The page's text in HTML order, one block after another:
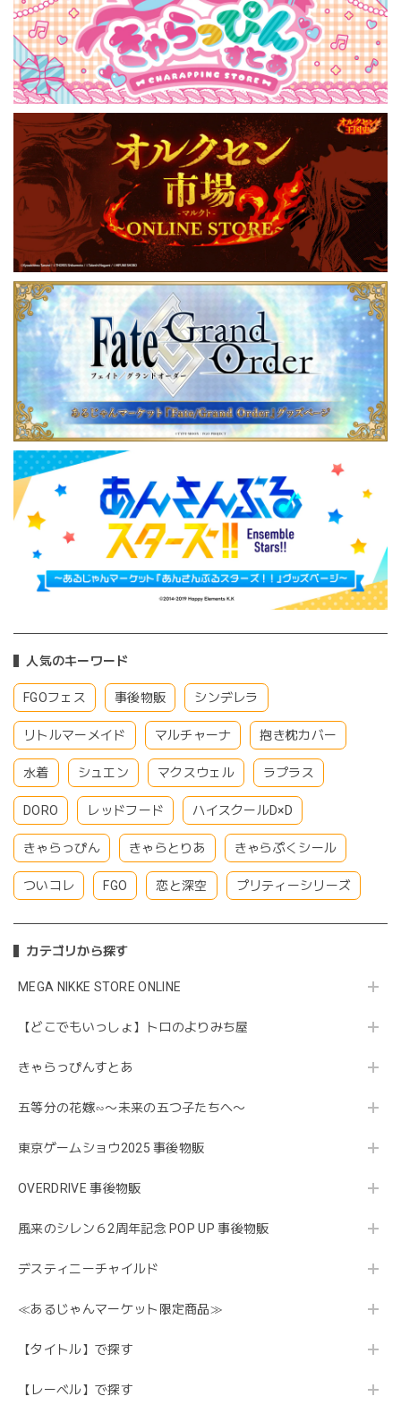
人気のキーワード
FGOフェス 事後物販 シンデレラ
リトルマーメイド マルチャーナ 抱き枕カバー
水着 シュエン マクスウェル ラプラス
DORO レッドフード ハイスクールD×D
きゃらっぴん きゃらとりあ きゃらぷくシール
ついコレ FGO 恋と深空 プリティーシリーズ
カテゴリから探す
MEGA NIKKE STORE ONLINE
【どこでもいっしょ】トロのよりみち屋
きゃらっぴんすとあ
五等分の花嫁∽〜未来の五つ子たちへ〜
東京ゲームショウ2025 事後物販
OVERDRIVE 事後物販
風来のシレン６2周年記念 POP UP 事後物販
デスティニーチャイルド
≪あるじゃんマーケット限定商品≫
【タイトル】で探す
【レーベル】で探す